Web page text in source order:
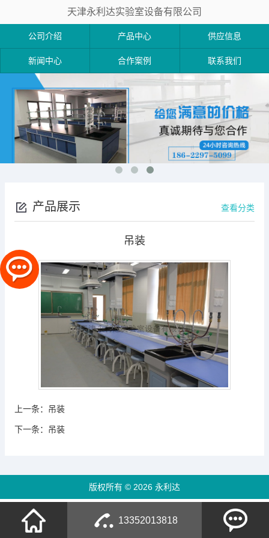
天津永利达实验室设备有限公司
公司介绍 产品中心 供应信息
新闻中心 合作案例 联系我们
产品展示 查看分类
吊装
上一条： 吊装
下一条： 吊装
版权所有 © 2026 永利达
13352013818